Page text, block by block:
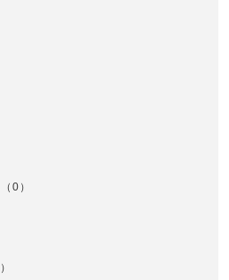
（0）